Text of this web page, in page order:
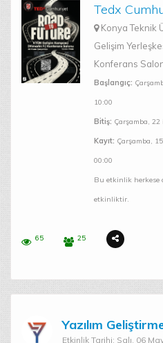
Tedx
Konya Teknik
Gelişim
Konferans
Başlangıç:
10:00
Bitiş: Çarşamba,
Kayıt: Çarşamba,
00:00
Bu etkinlik herkese
etkinliktir.
65 25
Yazılım
Etkinlik Tarihi: Salı, 06